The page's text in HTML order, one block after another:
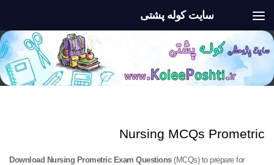
سایت کوله پشتی
Nursing MCQs Prometric
Download Nursing
Prometric Exam Questions(MCQs) to prepare for